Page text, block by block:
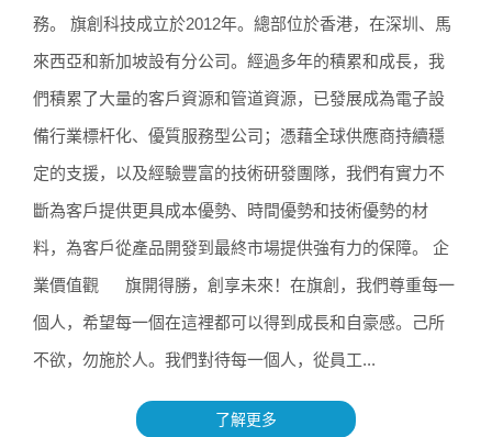
務。 旗創科技成立於2012年。總部位於香港，在深圳、馬
來西亞和新加坡設有分公司。經過多年的積累和成長，我
們積累了大量的客戶資源和管道資源，已發展成為電子設
備行業標杆化、優質服務型公司；憑藉全球供應商持續穩
定的支援，以及經驗豐富的技術研發團隊，我們有實力不
斷為客戶提供更具成本優勢、時間優勢和技術優勢的材
料，為客戶從產品開發到最終市場提供強有力的保障。 企
業價值觀 旗開得勝，創享未來！在旗創，我們尊重每一
個人，希望每一個在這裡都可以得到成長和自豪感。己所
不欲，勿施於人。我們對待每一個人，從員工...
了解更多